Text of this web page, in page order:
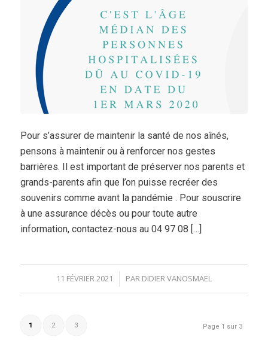
Pour s’assurer de maintenir la santé de nos aînés,
pensons à maintenir ou à renforcer nos gestes
barrières. Il est important de préserver nos parents et
grands-parents afin que l’on puisse recréer des
souvenirs comme avant la pandémie . Pour souscrire
à une assurance décès ou pour toute autre
information, contactez-nous au 04 97 08 […]
11 FÉVRIER 2021
/ PAR DIDIER VANOSMAEL
Page 1 sur 3
1 2 3